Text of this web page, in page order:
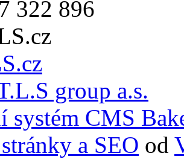
322 896
group a.s.
systém CMS
a SEO od